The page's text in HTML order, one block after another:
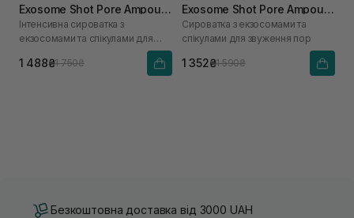
Exosome Shot Pore Ampoule
7500 30 мл
Інтенсивна сироватка з
екзосомами та спікулами для
1 488₴1 750₴
Exosome Shot Pore Ampoule
2000 30 мл
Сироватка з екзосомами та
спікулами для звуження пор
1 352₴1 590₴
Безкоштовна доставка від 3000 UAH